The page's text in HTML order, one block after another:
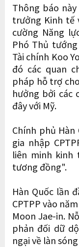
Thông báo
trưởng Kinh tế
cường Năng
Phó Thủ
Tài chính Koo
đó các quan
pháp hỗ trợ
hưởng bởi các
đây với Mỹ.
Chính phủ
gia nhập
liên minh kinh
tương đồng".
Hàn Quốc lần
CPTPP vào
Moon Jae-in.
phản đối dữ
ngại về làn